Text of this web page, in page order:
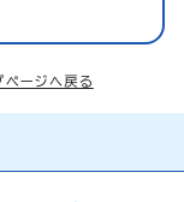
ページへ戻る